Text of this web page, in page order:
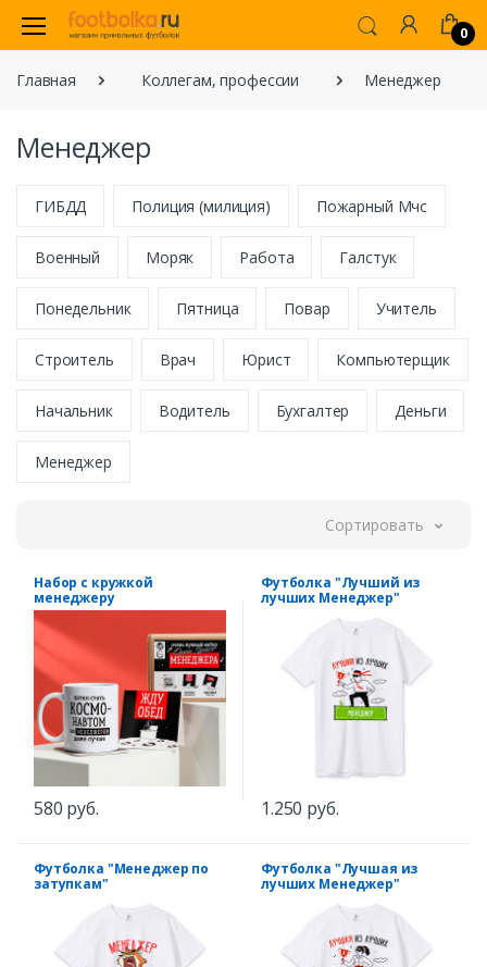
0
Главная Коллегам, профессии Менеджер
Менеджер
ГИБДД Полиция (милиция) Пожарный Мчс
Военный Моряк Работа Галстук
Понедельник Пятница Повар Учитель
Строитель Врач Юрист Компьютерщик
Начальник Водитель Бухгалтер Деньги
Менеджер
Сортировать
Набор с кружкой
менеджеру
580 руб.
Футболка "Лучший из
лучших Менеджер"
1.250 руб.
Футболка "Менеджер по
затупкам"
Футболка "Лучшая из
лучших Менеджер"